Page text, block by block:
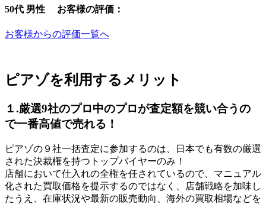
50代 男性 お客様の評価：
お客様からの評価一覧へ
ピアゾを利用するメリット
１.厳選9社のプロ中のプロが査定額を競い合うの
で一番高値で売れる！
ピアゾの９社一括査定に参加するのは、日本でも有数の厳選
された決裁権を持つトップバイヤーのみ！
店舗において仕入れの全権を任されているので、マニュアル
化された買取価格を提示するのではなく、店舗戦略を加味し
たうえ、在庫状況や最新の販売動向、海外の買取相場などを